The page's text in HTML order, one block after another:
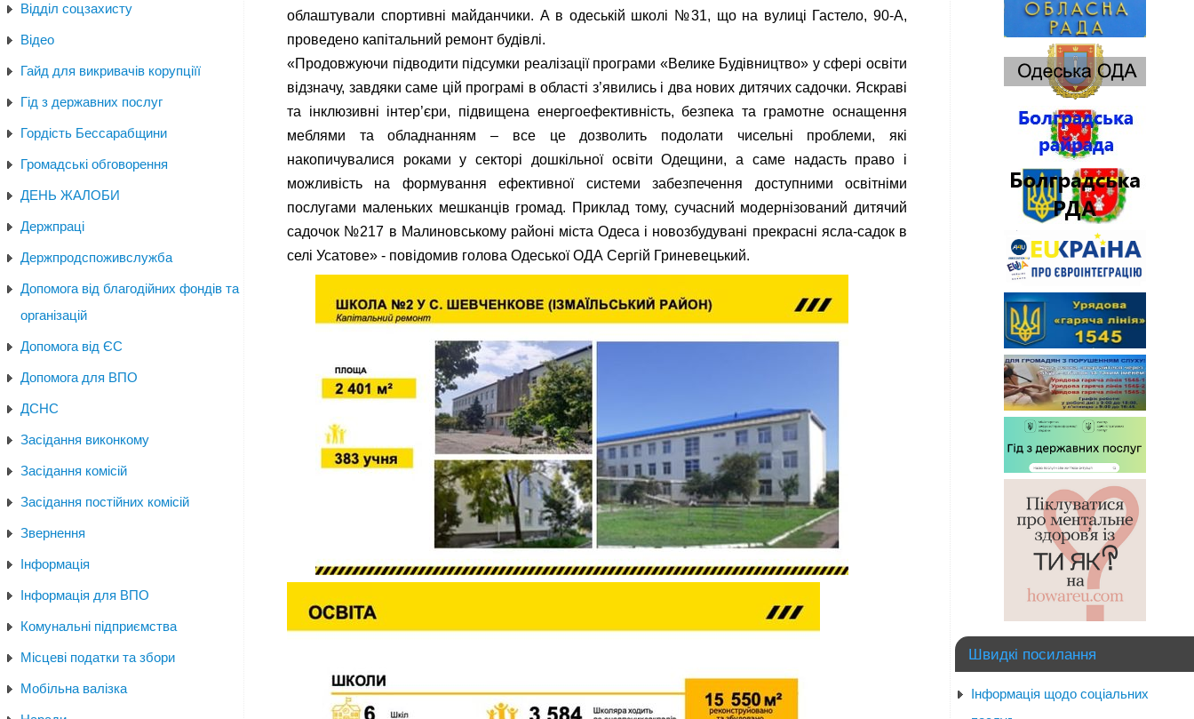
облаштували спортивні майданчики. А в одеській школі №31, що на вулиці Гастело, 90-А,
проведено капітальний ремонт будівлі.
«Продовжуючи підводити підсумки реалізації програми «Велике Будівництво» у сфері освіти
відзначу, завдяки саме цій програмі в області з’явились і два нових дитячих садочки. Яскраві
та інклюзивні інтер’єри, підвищена енергоефективність, безпека та грамотне оснащення
меблями та обладнанням – все це дозволить подолати чисельні проблеми, які
накопичувалися роками у секторі дошкільної освіти Одещини, а саме надасть право і
можливість на формування ефективної системи забезпечення доступними освітніми
послугами маленьких мешканців громад. Приклад тому, сучасний модернізований дитячий
садочок №217 в Малиновському районі міста Одеса і новозбудувані прекрасні ясла-садок в
селі Усатове» - повідомив голова Одеської ОДА Сергій Гриневецький.
Відділ соцзахисту
Відео
Гайд для викривачів корупціїї
Гід з державних послуг
Гордість Бессарабщини
Громадські обговорення
ДЕНЬ ЖАЛОБИ
Держпраці
Держпродспоживслужба
Допомога від благодійних фондів та
організацій
Допомога від ЄС
Допомога для ВПО
ДСНС
Засідання виконкому
Засідання комісій
Засідання постійних комісій
Звернення
Інформація
Інформація для ВПО
Комунальні підприємства
Місцеві податки та збори
Мобільна валізка
Швидкі посилання
Інформація щодо соціальних